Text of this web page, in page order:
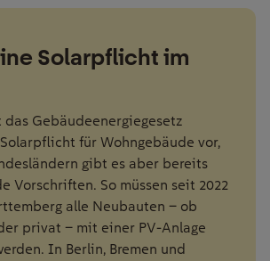
Solarpflicht im
Gebäudeenergiegesetz
für Wohngebäude vor,
gibt es aber bereits
Vorschriften. So müssen seit 2022
alle Neubauten – ob
privat – mit einer PV-Anlage
In Berlin, Bremen und